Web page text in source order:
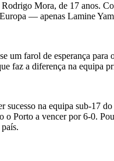
Mora, de 17 anos.
— apenas Lamine
farol de esperança
faz a diferença na equipa
sucesso na equipa sub-17
Porto a vencer por 6-0.